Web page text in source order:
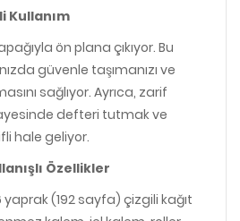
Kullanım
ön plana çıkıyor. Bu
güvenle taşımanızı ve
sağlıyor. Ayrıca, zarif
defteri tutmak ve
hale geliyor.
Özellikler
yaprak (192 sayfa) çizgili kağıt